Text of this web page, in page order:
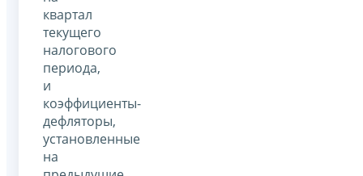
квартал
текущего
налогового
периода,
и
коэффициенты-
дефляторы,
установленные
на